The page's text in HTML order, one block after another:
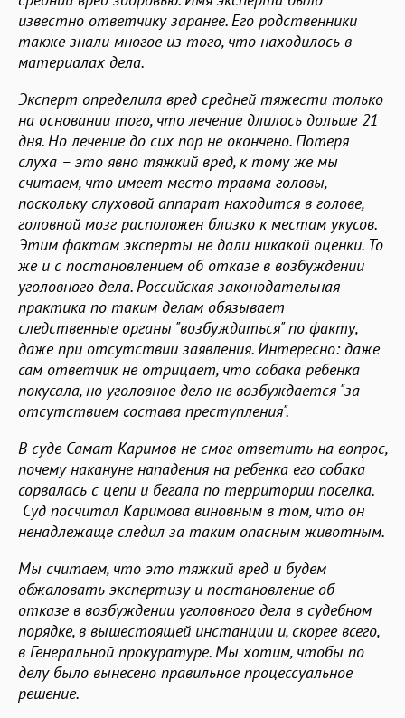
известно ответчику заранее. Его родственники
также знали многое из того, что находилось в
материалах дела.
Эксперт определила вред средней тяжести только
на основании того, что лечение длилось дольше 21
дня. Но лечение до сих пор не окончено. Потеря
слуха – это явно тяжкий вред, к тому же мы
считаем, что имеет место травма головы,
поскольку слуховой аппарат находится в голове,
головной мозг расположен близко к местам укусов.
Этим фактам эксперты не дали никакой оценки. То
же и с постановлением об отказе в возбуждении
уголовного дела. Российская законодательная
практика по таким делам обязывает
следственные органы "возбуждаться" по факту,
даже при отсутствии заявления. Интересно: даже
сам ответчик не отрицает, что собака ребенка
покусала, но уголовное дело не возбуждается "за
отсутствием состава преступления".
В суде Самат Каримов не смог ответить на вопрос,
почему накануне нападения на ребенка его собака
сорвалась с цепи и бегала по территории поселка.
Суд посчитал Каримова виновным в том, что он
ненадлежаще следил за таким опасным животным.
Мы считаем, что это тяжкий вред и будем
обжаловать экспертизу и постановление об
отказе в возбуждении уголовного дела в судебном
порядке, в вышестоящей инстанции и, скорее всего,
в Генеральной прокуратуре. Мы хотим, чтобы по
делу было вынесено правильное процессуальное
решение.